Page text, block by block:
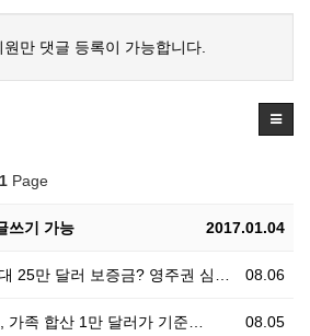
원만 댓글 등록이 가능합니다.
1 Page
2017.01.04
쓰기 가능
08.06
25만 달러 보증금? 영주권 심…
08.05
가족 합산 1만 달러가 기준…